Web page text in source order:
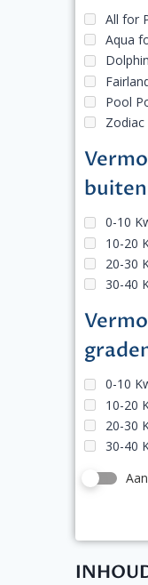
All for
Aqua
Dolphin
Pool
Zodiac
0-10
10-20
20-30
30-40
0-10
10-20
20-30
30-40